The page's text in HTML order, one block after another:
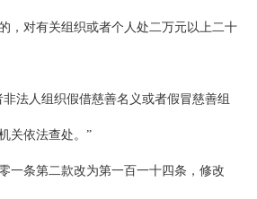
，对有关组织或者个人处二万元以上二十
法人组织假借慈善名义或者假冒慈善组
关依法查处。”
一条第二款改为第一百一十四条，修改